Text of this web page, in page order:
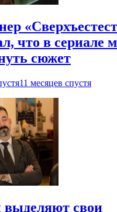
что в сериале
сюжет
11 месяцев спустя
выделяют свои